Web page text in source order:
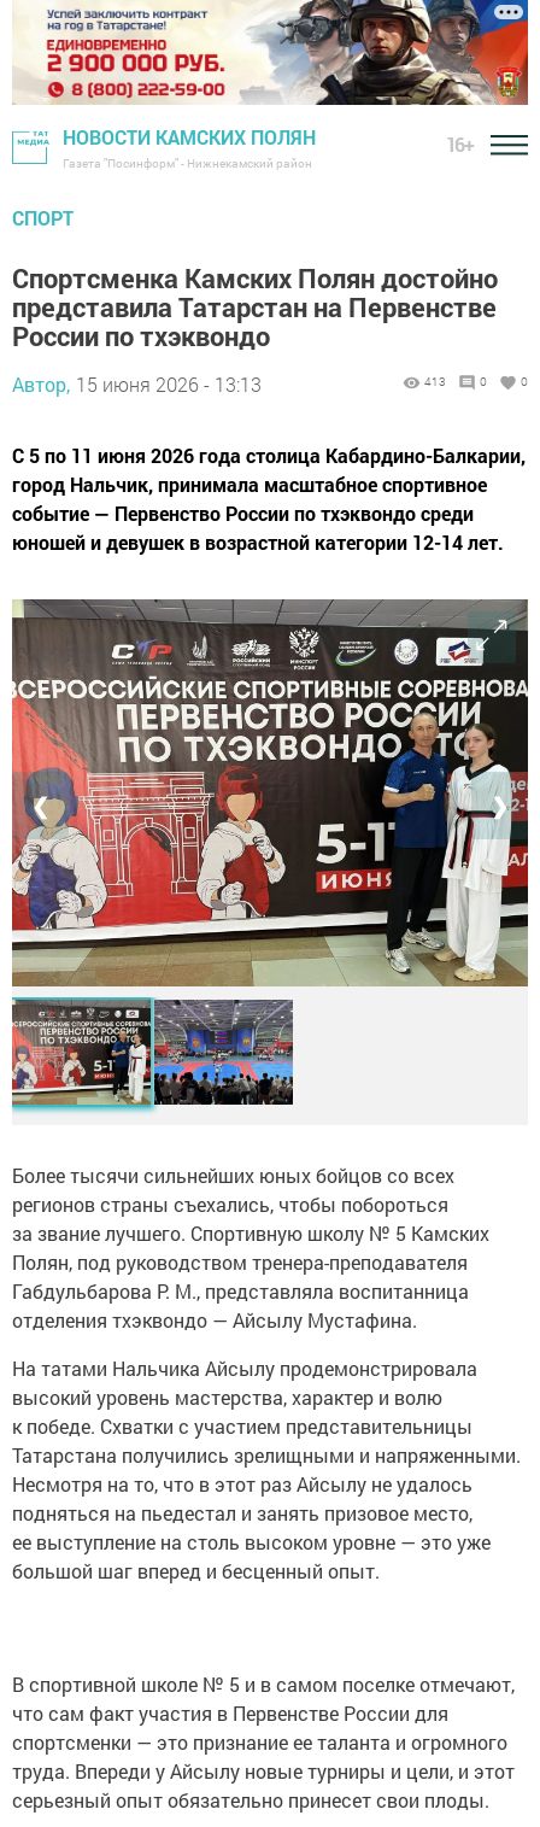
НОВОСТИ КАМСКИХ ПОЛЯН
Газета "Посинформ" - Нижнекамский район
16+
СПОРТ
Спортсменка Камских Полян достойно
представила Татарстан на Первенстве
России по тхэквондо
Автор, 15 июня 2026 - 13:13 413 0 0
С 5 по 11 июня 2026 года столица Кабардино-Балкарии,
город Нальчик, принимала масштабное спортивное
событие — Первенство России по тхэквондо среди
юношей и девушек в возрастной категории 12-14 лет.
❮ ❯
Более тысячи сильнейших юных бойцов со всех
регионов страны съехались, чтобы побороться
за звание лучшего. Спортивную школу № 5 Камских
Полян, под руководством тренера-преподавателя
Габдульбарова Р. М., представляла воспитанница
отделения тхэквондо — Айсылу Мустафина.
На татами Нальчика Айсылу продемонстрировала
высокий уровень мастерства, характер и волю
к победе. Схватки с участием представительницы
Татарстана получились зрелищными и напряженными.
Несмотря на то, что в этот раз Айсылу не удалось
подняться на пьедестал и занять призовое место,
ее выступление на столь высоком уровне — это уже
большой шаг вперед и бесценный опыт.
В спортивной школе № 5 и в самом поселке отмечают,
что сам факт участия в Первенстве России для
спортсменки — это признание ее таланта и огромного
труда. Впереди у Айсылу новые турниры и цели, и этот
серьезный опыт обязательно принесет свои плоды.